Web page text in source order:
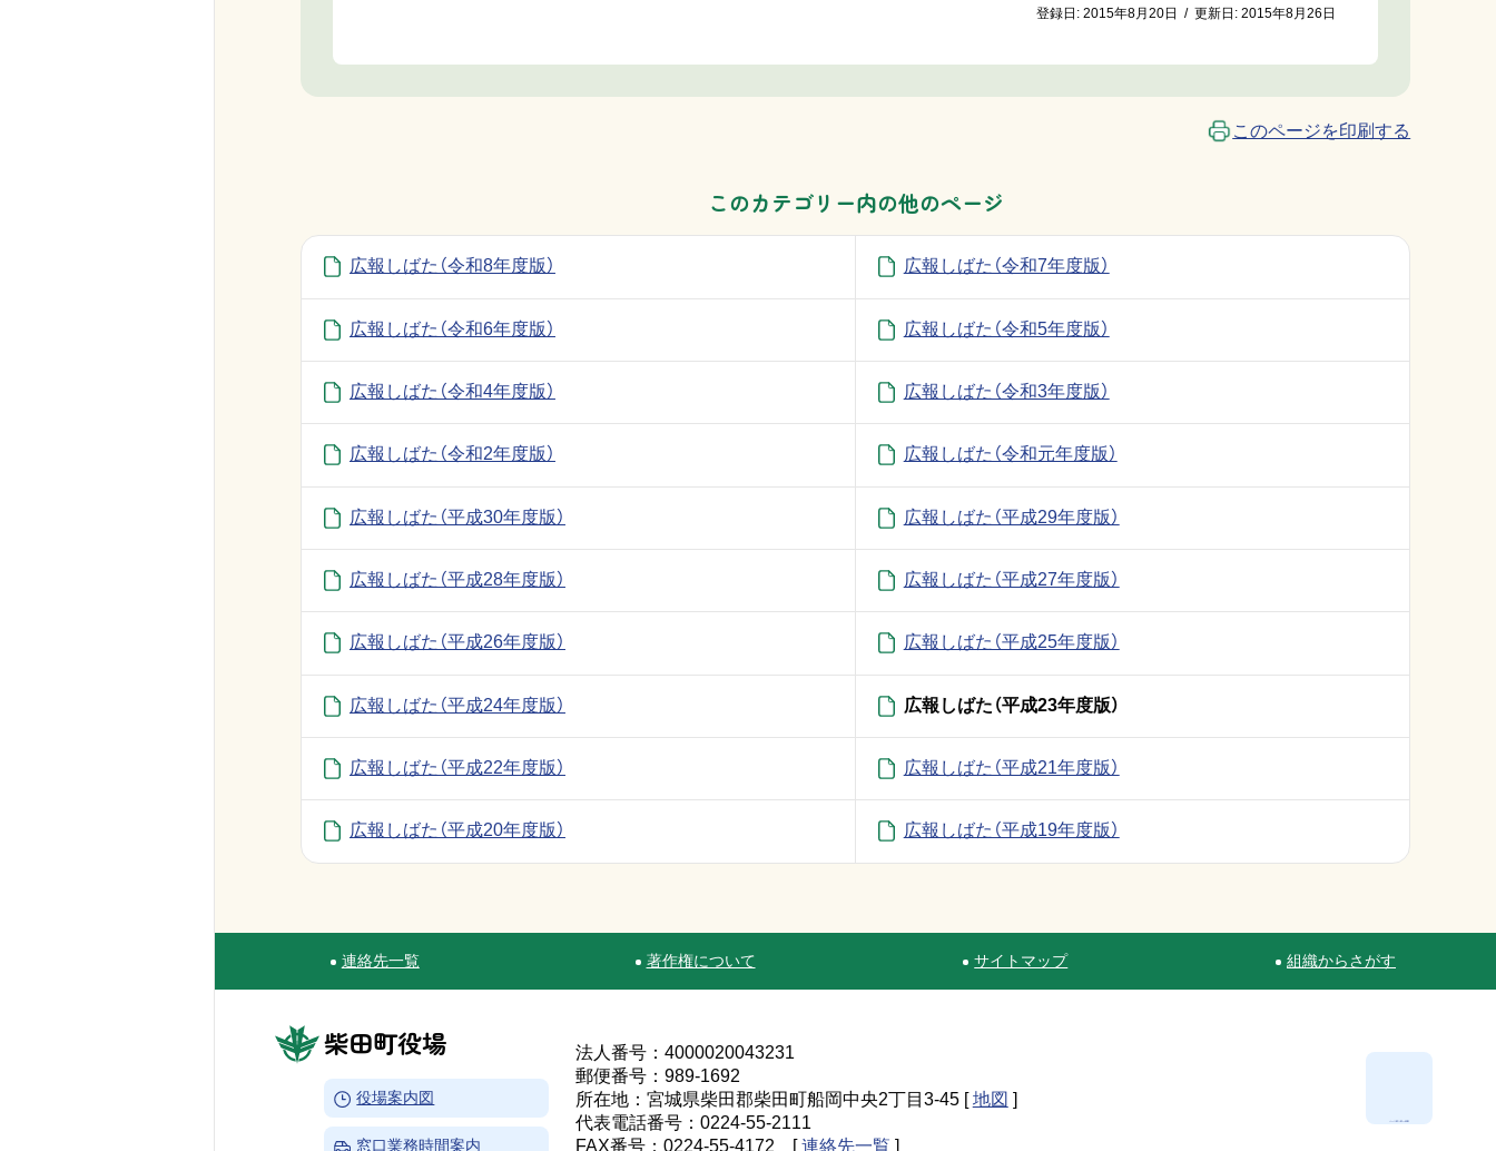
登録日:2015年8月20日 / 更新日:2015年8月26日
このページを印刷する
このカテゴリー内の他のページ
広報しばた（令和8年度版） 広報しばた（令和7年度版）
広報しばた（令和6年度版） 広報しばた（令和5年度版）
広報しばた（令和4年度版） 広報しばた（令和3年度版）
広報しばた（令和2年度版） 広報しばた（令和元年度版）
広報しばた（平成30年度版） 広報しばた（平成29年度版）
広報しばた（平成28年度版） 広報しばた（平成27年度版）
広報しばた（平成26年度版） 広報しばた（平成25年度版）
広報しばた（平成24年度版） 広報しばた（平成23年度版）
広報しばた（平成22年度版） 広報しばた（平成21年度版）
広報しばた（平成20年度版） 広報しばた（平成19年度版）
Site Navigation
連絡先一覧 著作権について サイトマップ 組織からさがす
柴田町役場
→
役場案内図
→
窓口業務時間案内
法人番号：4000020043231
郵便番号：989-1692
所在地：宮城県柴田郡柴田町船岡中央2丁目3-45 [地図 ]
代表電話番号：0224-55-2111
FAX番号：0224-55-4172 [連絡先一覧 ]